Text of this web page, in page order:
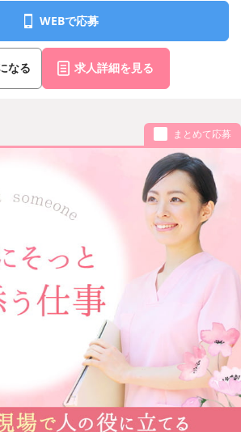
WEBで応募
なる 求人詳細を見る
まとめて応募